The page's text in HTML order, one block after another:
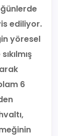
ediliyor.
yöresel
6